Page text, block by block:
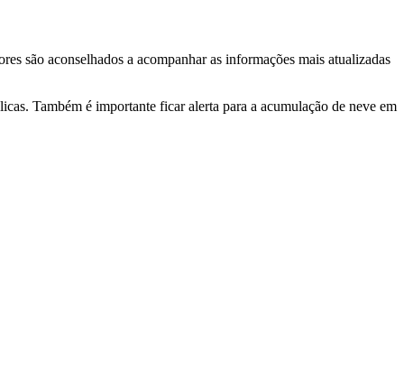
são aconselhados a acompanhar as informações mais atualizadas
Também é importante ficar alerta para a acumulação de neve em